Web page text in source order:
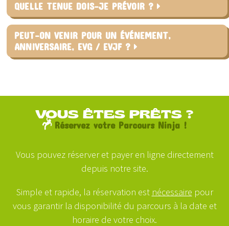
QUELLE TENUE DOIS-JE PRÉVOIR ?
PEUT-ON VENIR POUR UN ÉVÉNEMENT,
ANNIVERSAIRE, EVG / EVJF ?
VOUS ÊTES PRÊTS ?
Réservez votre Parcours Ninja !
Vous pouvez réserver et payer en ligne directement
depuis notre site.
Simple et rapide, la réservation est nécessaire pour
vous garantir la disponibilité du parcours à la date et
horaire de votre choix.